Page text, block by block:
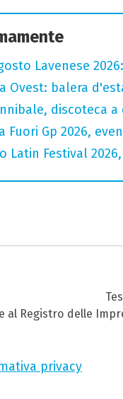
Lavenese
Ovest: balera
discoteca
Fuori Gp 2026,
Latin Festival
al Registro delle
privacy